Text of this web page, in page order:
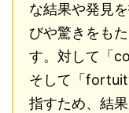
な結果や発見
びや驚きをも
す。対して「
そして「
指すため、結